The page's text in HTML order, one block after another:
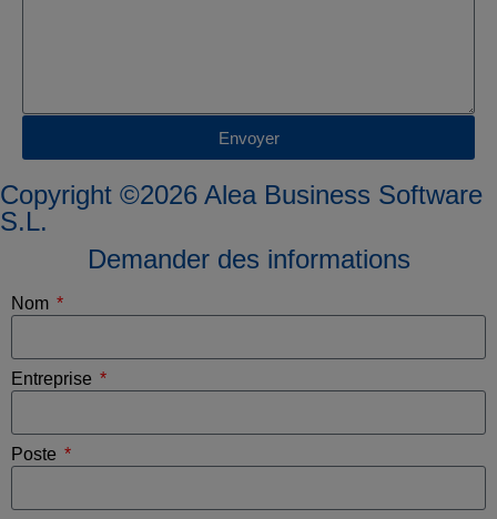
Envoyer
Copyright ©2026 Alea Business Software
S.L.
Demander des informations
Nom
Entreprise
Poste